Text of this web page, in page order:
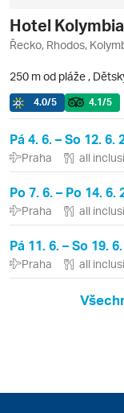
Hotel
Řecko, Rhodos,
250 m od pláže ,
4.0/5 4.1/5
Pá 4. 6. – So 12. 6.
Praha all
Po 7. 6. – Po 14. 6.
Praha all
Pá 11. 6. – So 19.
Praha all